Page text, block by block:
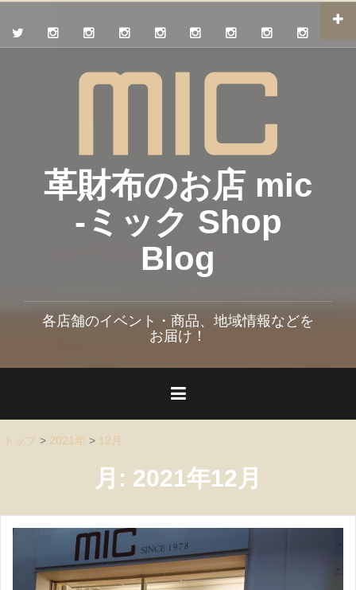
革財布のお店 mic
-ミック Shop
Blog
各店舗のイベント・商品、地域情報などを
お届け！
トップ > 2021年 > 12月
月: 2021年12月